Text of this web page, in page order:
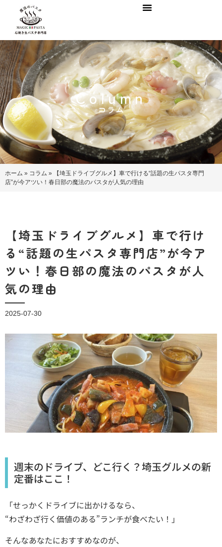
Column
コラム
ホーム » コラム »
【埼玉ドライブグルメ】車で行ける“話題の生パスタ専門
店”が今アツい！春日部の魔法のパスタが人気の理由
【埼玉ドライブグルメ】車で行け
る“話題の生パスタ専門店”が今ア
ツい！春日部の魔法のパスタが人
気の理由
2025-07-30
週末のドライブ、どこ行く？埼玉グルメの新
定番はここ！
「せっかくドライブに出かけるなら、
“わざわざ行く価値のある”ランチが食べたい！」
そんなあなたにおすすめなのが、